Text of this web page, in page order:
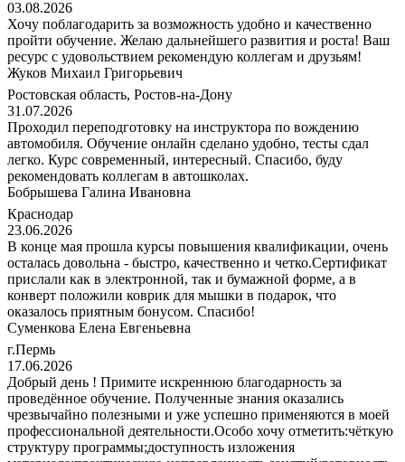
03.08.2026
Хочу поблагодарить за возможность удобно и качественно
пройти обучение. Желаю дальнейшего развития и роста! Ваш
ресурс с удовольствием рекомендую коллегам и друзьям!
Жуков Михаил Григорьевич
Ростовская область, Ростов-на-Дону
31.07.2026
Проходил переподготовку на инструктора по вождению
автомобиля. Обучение онлайн сделано удобно, тесты сдал
легко. Курс современный, интересный. Спасибо, буду
рекомендовать коллегам в автошколах.
Бобрышева Галина Ивановна
Краснодар
23.06.2026
В конце мая прошла курсы повышения квалификации, очень
осталась довольна - быстро, качественно и четко.Сертификат
прислали как в электронной, так и бумажной форме, а в
конверт положили коврик для мышки в подарок, что
оказалось приятным бонусом. Спасибо!
Суменкова Елена Евгеньевна
г.Пермь
17.06.2026
Добрый день ! Примите искреннюю благодарность за
проведённое обучение. Полученные знания оказались
чрезвычайно полезными и уже успешно применяются в моей
профессиональной деятельности.Особо хочу отметить:чёткую
структуру программы;доступность изложения